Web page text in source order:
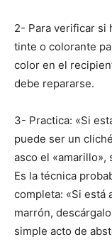
2- Para verificar si
tinte o colorante
color en el
debe repararse.
3- Practica: «Si
puede ser un
asco el «amarillo»,
Es la técnica
completa: «Si está
marrón,
simple acto de